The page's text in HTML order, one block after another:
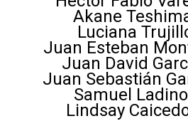
Akane
Luciana
Juan Esteban
Juan David
Juan Sebastián
Samuel
Lindsay